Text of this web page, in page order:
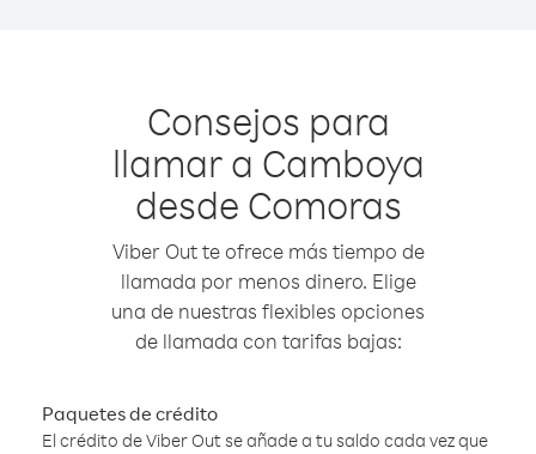
Consejos para
llamar a Camboya
desde Comoras
Viber Out te ofrece más tiempo de
llamada por menos dinero. Elige
una de nuestras flexibles opciones
de llamada con tarifas bajas:
Paquetes de crédito
El crédito de Viber Out se añade a tu saldo cada vez que